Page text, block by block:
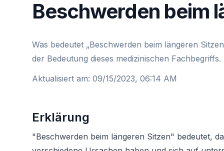
Beschwerden beim
Was bedeutet „Beschwerden beim längeren
der Bedeutung dieses medizinischen Fachbegriffs.
Aktualisiert am: 09/15/2023, 06:14 AM
Erklärung
"Beschwerden beim längeren Sitzen" bedeutet,